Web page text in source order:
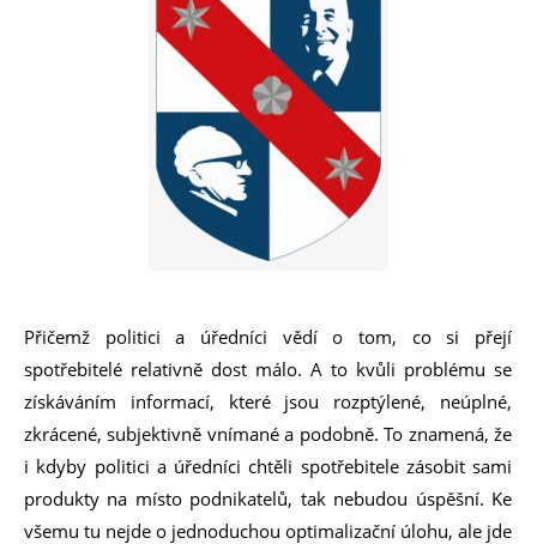
Přičemž politici a úředníci vědí o tom, co si přejí
spotřebitelé relativně dost málo. A to kvůli problému se
získáváním informací, které jsou rozptýlené, neúplné,
zkrácené, subjektivně vnímané a podobně. To znamená, že
i kdyby politici a úředníci chtěli spotřebitele zásobit sami
produkty na místo podnikatelů, tak nebudou úspěšní. Ke
všemu tu nejde o jednoduchou optimalizační úlohu, ale jde